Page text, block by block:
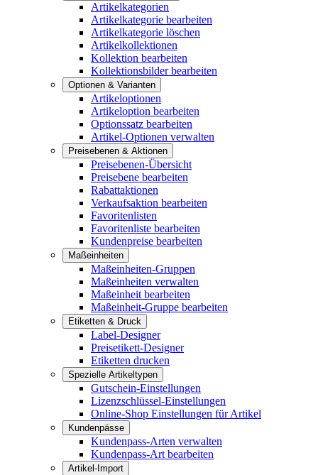
Artikelkategorien
Artikelkategorie bearbeiten
Artikelkategorie löschen
Artikelkollektionen
Kollektion bearbeiten
Kollektionsbilder bearbeiten
Optionen & Varianten
Artikeloptionen
Artikeloption bearbeiten
Optionssatz bearbeiten
Artikel-Optionen verwalten
Preisebenen & Aktionen
Preisebenen-Übersicht
Preisebene bearbeiten
Rabattaktionen
Verkaufsaktion bearbeiten
Favoritenlisten
Favoritenliste bearbeiten
Kundenpreise bearbeiten
Maßeinheiten
Maßeinheiten-Gruppen
Maßeinheiten verwalten
Maßeinheit bearbeiten
Maßeinheit-Gruppe bearbeiten
Etiketten & Druck
Label-Designer
Preisetikett-Designer
Etiketten drucken
Spezielle Artikeltypen
Gutschein-Einstellungen
Lizenzschlüssel-Einstellungen
Online-Shop Einstellungen für Artikel
Kundenpässe
Kundenpass-Arten verwalten
Kundenpass-Art bearbeiten
Artikel-Import